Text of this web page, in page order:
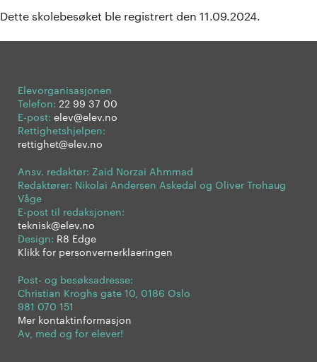
Dette skolebesøket ble registrert den 11.09.2024.
Elevorganisasjonen
Telefon: 22 99 37 00
E-post: elev@elev.no
Rettighetshjelpen:
rettighet@elev.no
Ansv. redaktør: Zaid Norzai Ahmmad
Redaktører: Nikolai Andersen Askedal og Oliver Trohaug
Våge
E-post til redaksjonen:
teknisk@elev.no
Design: R8 Edge
Klikk for personvernerklaeringen
Post- og besøksadresse:
Christian Kroghs gate 10, 0186 Oslo
981 070 151
Mer kontaktinformasjon
Av, med og for elever!